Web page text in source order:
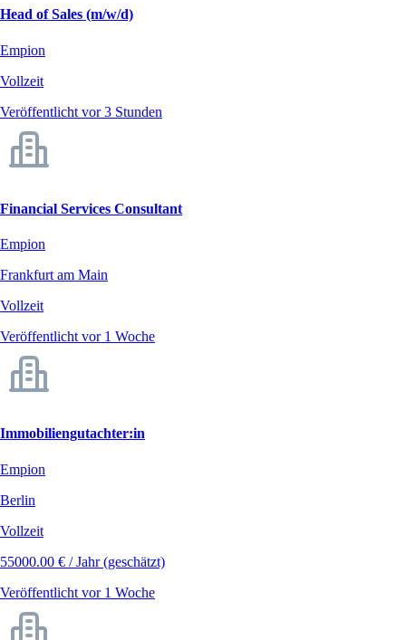
Head of Sales (m/w/d)
Empion
Vollzeit
Veröffentlicht vor 3 Stunden
Financial Services Consultant
Empion
Frankfurt am Main
Vollzeit
Veröffentlicht vor 1 Woche
Immobiliengutachter:in
Empion
Berlin
Vollzeit
55000.00 € / Jahr (geschätzt)
Veröffentlicht vor 1 Woche